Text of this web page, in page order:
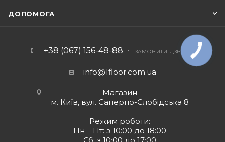
ДОПОМОГА
+38 (067) 156-48-88 ЗАМОВИТИ ДЗВІНОК
info@1floor.com.ua
Магазин
м. Київ, вул. Саперно-Слобідська 8
Режим роботи:
Пн – Пт: з 10:00 до 18:00